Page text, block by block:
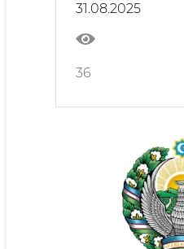
31.08.2025
36